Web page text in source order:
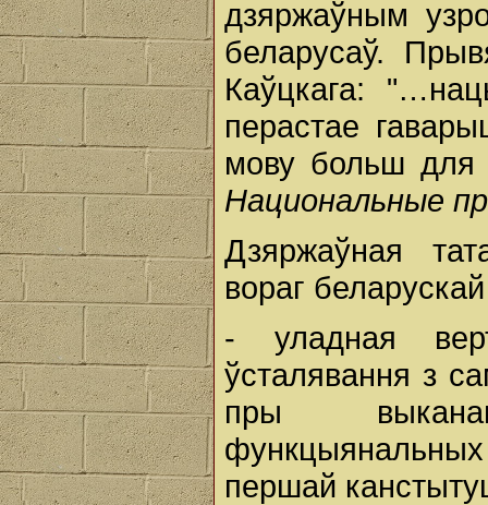
дзяржаўным
беларусаў.
Каўцкага:
перастае
мову больш для
Национальные
Дзяржаўная
вораг
- уладная
ўсталявання з
пры
першай